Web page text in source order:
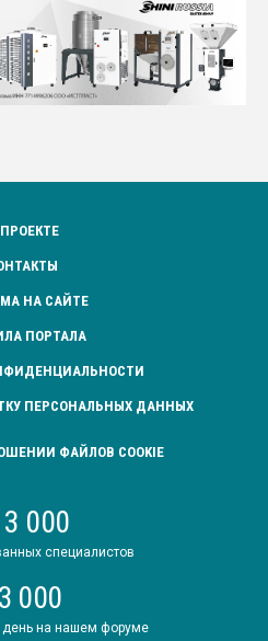
НА САЙТЕ
ПОРТАЛА
ПЕРСОНАЛЬНЫХ ДАННЫХ
ФАЙЛОВ COOKIE
000
специалистов
000
день на нашем форуме